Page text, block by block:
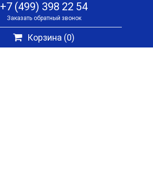
+7 (499) 398 22 54
Заказать обратный звонок
Корзина (0)